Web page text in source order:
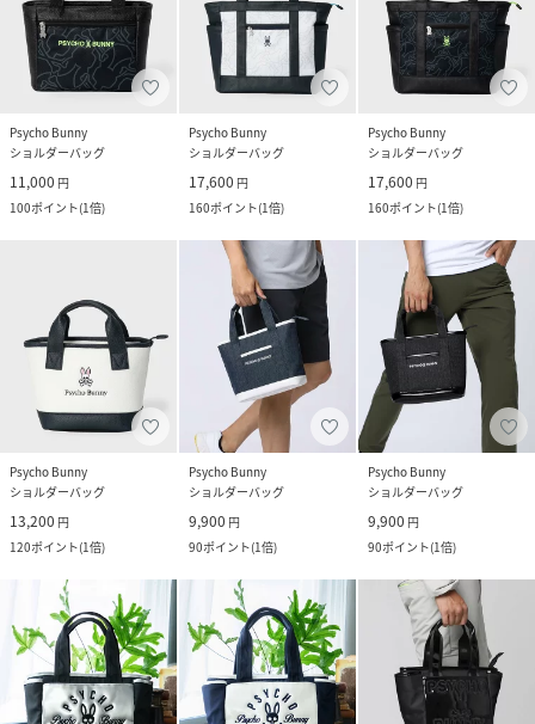
Psycho Bunny
ショルダーバッグ
11,000 円
100ポイント(1倍)
Psycho Bunny
ショルダーバッグ
17,600 円
160ポイント(1倍)
Psycho Bunny
ショルダーバッグ
17,600 円
160ポイント(1倍)
Psycho Bunny
ショルダーバッグ
13,200 円
120ポイント(1倍)
Psycho Bunny
ショルダーバッグ
9,900 円
90ポイント(1倍)
Psycho Bunny
ショルダーバッグ
9,900 円
90ポイント(1倍)